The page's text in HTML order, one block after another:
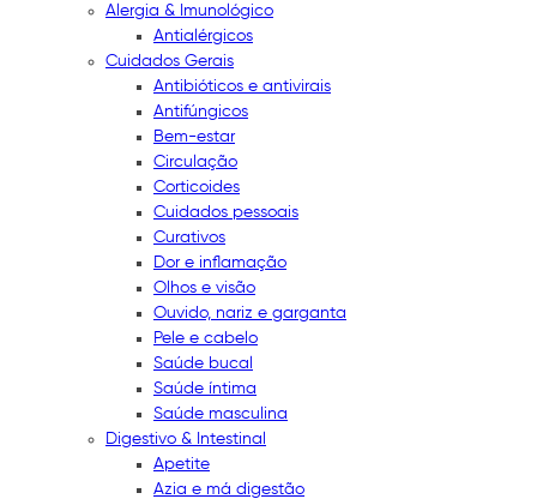
Alergia & Imunológico
Antialérgicos
Cuidados Gerais
Antibióticos e antivirais
Antifúngicos
Bem-estar
Circulação
Corticoides
Cuidados pessoais
Curativos
Dor e inflamação
Olhos e visão
Ouvido, nariz e garganta
Pele e cabelo
Saúde bucal
Saúde íntima
Saúde masculina
Digestivo & Intestinal
Apetite
Azia e má digestão